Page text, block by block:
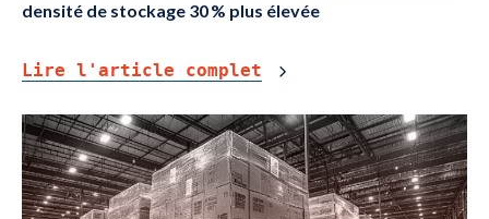
densité de stockage 30 % plus élevée
Lire l'article complet